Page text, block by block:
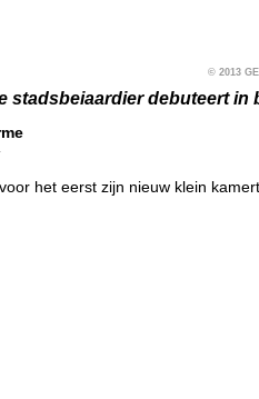
© 2013
stadsbeiaardier debuteert in
het eerst zijn nieuw klein